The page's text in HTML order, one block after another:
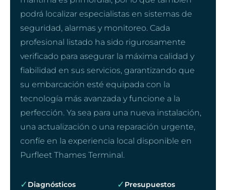
podrá localizar especialistas en sistemas de
seguridad, alarmas y monitoreo. Cada
profesional listado ha sido rigurosamente
verificado para asegurar la máxima calidad y
fiabilidad en sus servicios, garantizando que
su embarcación esté equipada con la
tecnología más avanzada y funcione a la
perfección. Ya sea para una nueva instalación,
una actualización o una reparación urgente,
confíe en la experiencia local disponible en
Purfleet Thames Terminal.
✓ Diagnósticos ✓ Presupuestos